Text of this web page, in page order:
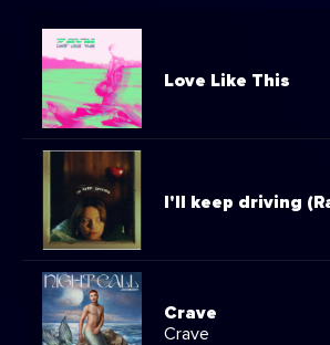
Love Like This
I'll keep driving
Crave
Crave